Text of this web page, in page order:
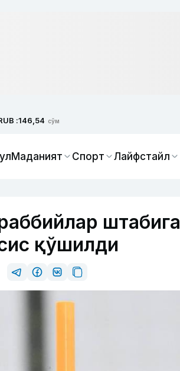
:146,54 сўм
Маданият Спорт Лайфстайл
штабига
қўшилди